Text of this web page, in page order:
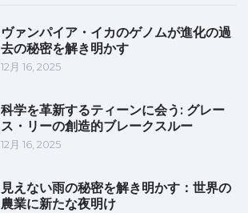
ヴァンパイア・イカのゲノムが進化の過
去の秘密を解き明かす
12月 16, 2025
科学を革新するティーンに会う: グレー
ス・リーの創造的ブレークスルー
12月 16, 2025
見えない雨の秘密を解き明かす：世界の
農業に新たな夜明け